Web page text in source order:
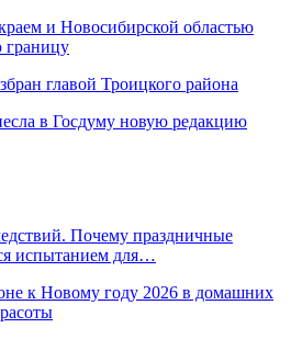
и Новосибирской областью
границу
главой Троицкого района
в Госдуму новую редакцию
Почему праздничные
испытанием для…
к Новому году 2026 в домашних